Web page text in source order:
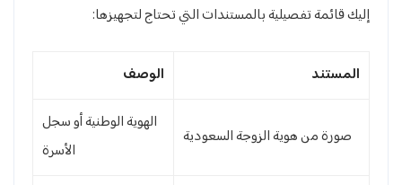
إليك قائمة تفصيلية بالمستندات التي تحتاج لتجهيزها:
المستند الوصف
صورة من هوية الزوجة السعودية
الهوية الوطنية أو سجل
الأسرة